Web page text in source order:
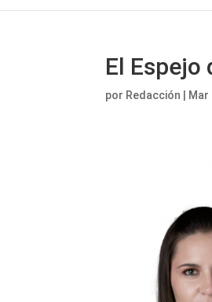
El Espejo
por Redacción Mar